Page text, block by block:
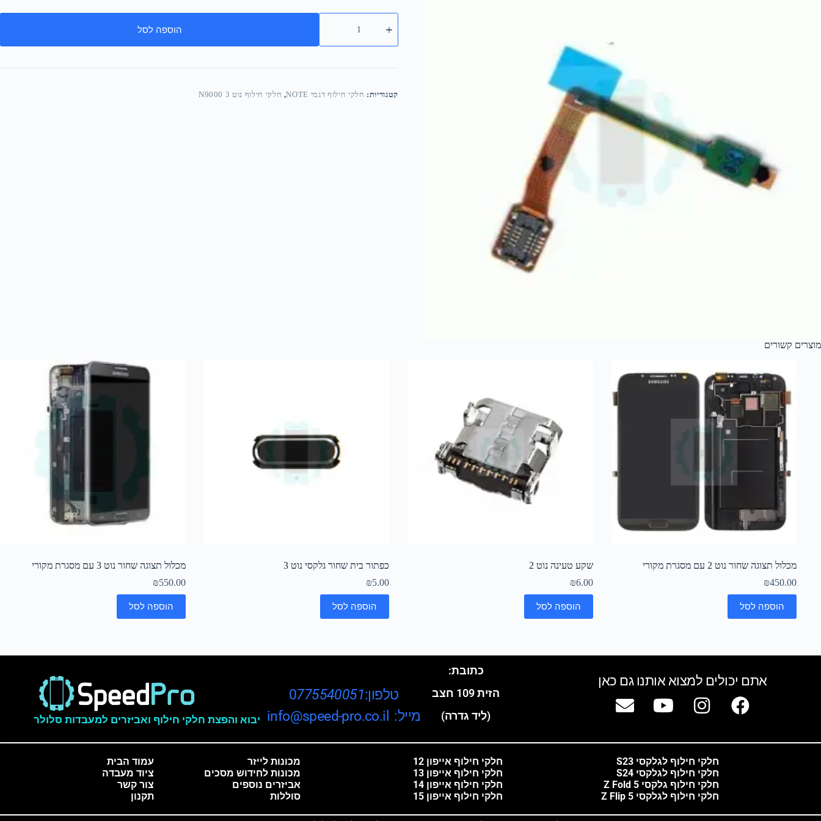
הוספה לסל
קטגוריות: חלקי חילוף דגמי NOTE , חלקי חילוף נוט 3 N9000
מוצרים קשורים
מכלול תצוגה שחור נוט 2 עם מסגרת מקורי
₪450.00
הוספה לסל
שקע טעינה נוט 2
₪6.00
הוספה לסל
כפתור בית שחור גלקסי נוט 3
₪5.00
הוספה לסל
מכלול תצוגה שחור נוט 3 עם מסגרת מקורי
₪550.00
הוספה לסל
אתם יכולים למצוא אותנו גם כאן
יבוא והפצת חלקי חילוף ואביזרים למעבדות סלולר
טלפון:0775540051
מייל: info@speed-pro.co.il
כתובת:
הזית 109 חצב
(ליד גדרה)
עמוד הבית
ציוד מעבדה
צור קשר
תקנון
מכונות לייזר
מכונות לחידוש מסכים
אביזרים נוספים
סוללות
חלקי חילוף אייפון 12
חלקי חילוף אייפון 13
חלקי חילוף אייפון 14
חלקי חילוף אייפון 15
חלקי חילוף לגלקסי S23
חלקי חילוף לגלקסי S24
חלקי חילוף גלקסי Z Fold 5
חלקי חילוף לגלקסי Z Flip 5